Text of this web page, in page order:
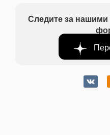
Следите за